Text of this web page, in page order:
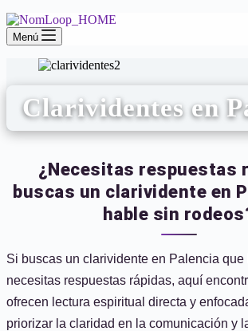
Menú
Clarividentes en
¿Necesitas respuestas
buscas un clarividente en
hable sin
Si buscas un clarividente en Palencia
necesitas respuestas rápidas, aquí
ofrecen lectura espiritual directa y
priorizar la claridad en la comunicación y